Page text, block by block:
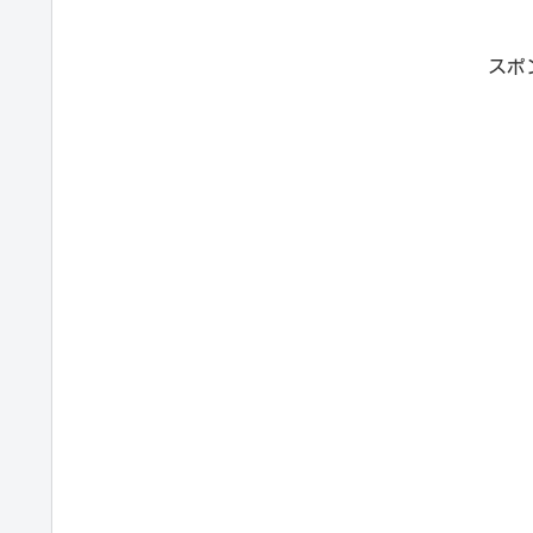
スポ